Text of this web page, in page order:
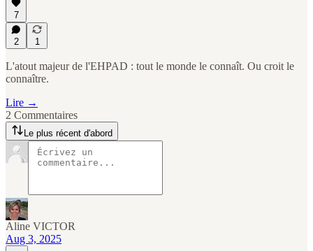
7
2 1
L'atout majeur de l'EHPAD : tout le monde le connaît. Ou croit le
connaître.
Lire →
2 Commentaires
Le plus récent d'abord
Aline VICTOR
Aug 3, 2025